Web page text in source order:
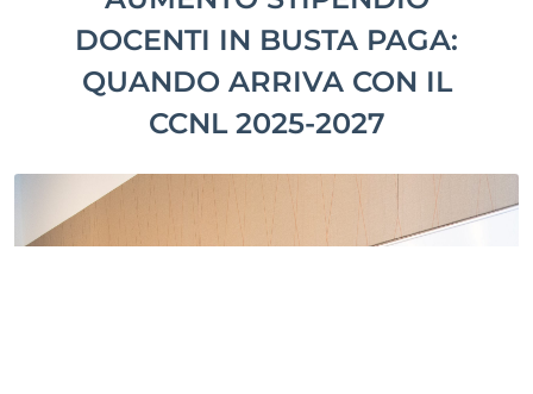
DOCENTI IN BUSTA PAGA:
QUANDO ARRIVA CON IL
CCNL 2025-2027